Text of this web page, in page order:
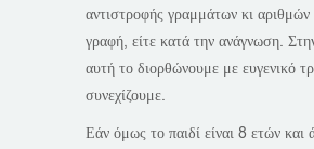
αντιστροφής γραμμάτων κι αριθμών
γραφή, είτε κατά την ανάγνωση.
αυτή το διορθώνουμε με ευγενικό
συνεχίζουμε.
Εάν όμως το παιδί είναι 8 ετών και